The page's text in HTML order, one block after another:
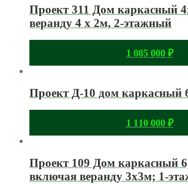
Проект 311 Дом каркасный
веранду 4 х 2м, 2-этажный
1 085 000 ₽
Проект Д-10 дом каркасный
1 110 000 ₽
Проект 109 Дом каркасный
включая веранду 3х3м; 1-